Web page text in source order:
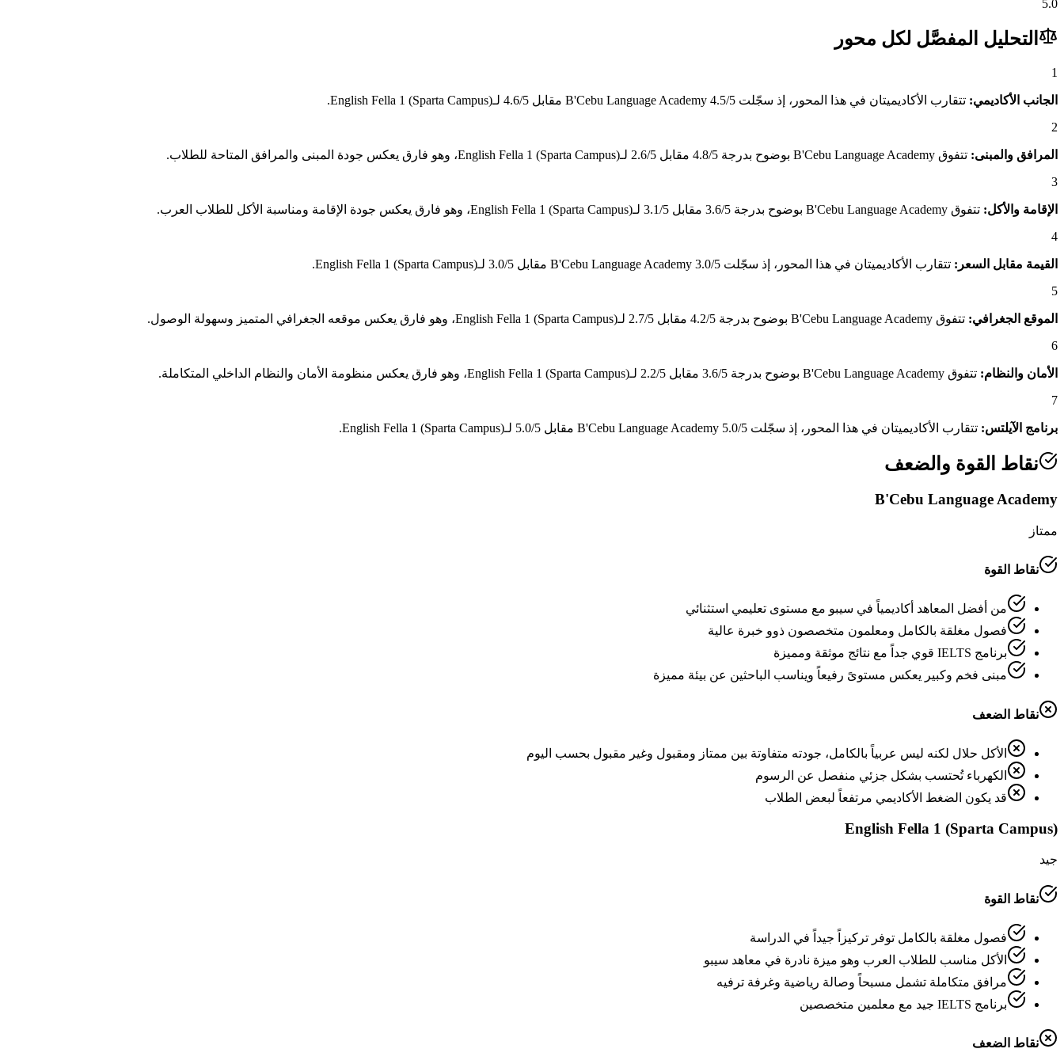
5.0
التحليل المفصَّل لكل محور
1
الجانب الأكاديمي: تتقارب الأكاديميتان في هذا المحور، إذ سجّلت B'Cebu Language Academy 4.5/5 مقابل 4.6/5 لـEnglish Fella 1 (Sparta Campus).
2
المرافق والمبنى: تتفوق B'Cebu Language Academy بوضوح بدرجة 4.8/5 مقابل 2.6/5 لـEnglish Fella 1 (Sparta Campus)، وهو فارق يعكس جودة المبنى والمرافق المتاحة للطلاب.
3
الإقامة والأكل: تتفوق B'Cebu Language Academy بوضوح بدرجة 3.6/5 مقابل 3.1/5 لـEnglish Fella 1 (Sparta Campus)، وهو فارق يعكس جودة الإقامة ومناسبة الأكل للطلاب العرب.
4
القيمة مقابل السعر: تتقارب الأكاديميتان في هذا المحور، إذ سجّلت B'Cebu Language Academy 3.0/5 مقابل 3.0/5 لـEnglish Fella 1 (Sparta Campus).
5
الموقع الجغرافي: تتفوق B'Cebu Language Academy بوضوح بدرجة 4.2/5 مقابل 2.7/5 لـEnglish Fella 1 (Sparta Campus)، وهو فارق يعكس موقعه الجغرافي المتميز وسهولة الوصول.
6
الأمان والنظام: تتفوق B'Cebu Language Academy بوضوح بدرجة 3.6/5 مقابل 2.2/5 لـEnglish Fella 1 (Sparta Campus)، وهو فارق يعكس منظومة الأمان والنظام الداخلي المتكاملة.
7
برنامج الآيلتس: تتقارب الأكاديميتان في هذا المحور، إذ سجّلت B'Cebu Language Academy 5.0/5 مقابل 5.0/5 لـEnglish Fella 1 (Sparta Campus).
نقاط القوة والضعف
B'Cebu Language Academy
ممتاز
نقاط القوة
من أفضل المعاهد أكاديمياً في سيبو مع مستوى تعليمي استثنائي
فصول مغلقة بالكامل ومعلمون متخصصون ذوو خبرة عالية
برنامج IELTS قوي جداً مع نتائج موثقة ومميزة
مبنى فخم وكبير يعكس مستوىً رفيعاً ويناسب الباحثين عن بيئة مميزة
نقاط الضعف
الأكل حلال لكنه ليس عربياً بالكامل، جودته متفاوتة بين ممتاز ومقبول وغير مقبول بحسب اليوم
الكهرباء تُحتسب بشكل جزئي منفصل عن الرسوم
قد يكون الضغط الأكاديمي مرتفعاً لبعض الطلاب
English Fella 1 (Sparta Campus)
جيد
نقاط القوة
فصول مغلقة بالكامل توفر تركيزاً جيداً في الدراسة
الأكل مناسب للطلاب العرب وهو ميزة نادرة في معاهد سيبو
مرافق متكاملة تشمل مسبحاً وصالة رياضية وغرفة ترفيه
برنامج IELTS جيد مع معلمين متخصصين
نقاط الضعف